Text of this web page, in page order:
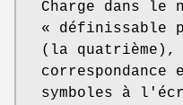
Charge dans le
«
(la
symboles à